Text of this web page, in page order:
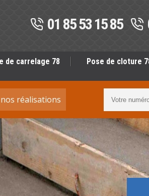
01 85 53 15 85
de carrelage 78 Pose de cloture
réalisations